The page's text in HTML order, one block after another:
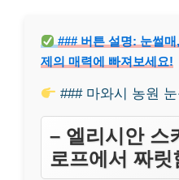
### 버튼 설명: 눈썰
제의 매력에 빠져보세요!
### 마와시 농원 눈
– 엘리시안 스
로프에서 짜릿